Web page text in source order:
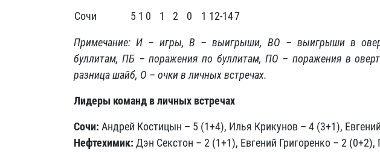
Сочи 5 1 0 1 2 0 1 12-147
Примечание: И – игры, В – выигрыши, ВО – выигрыши в
буллитам, ПБ – поражения по буллитам, ПО – поражения в
разница шайб, О – очки в личных встречах.
Лидеры команд в личных встречах
Сочи: Андрей Костицын – 5 (1+4), Илья Крикунов – 4 (3+1),
Нефтехимик: Дэн Секстон – 2 (1+1), Евгений Григоренко – 2